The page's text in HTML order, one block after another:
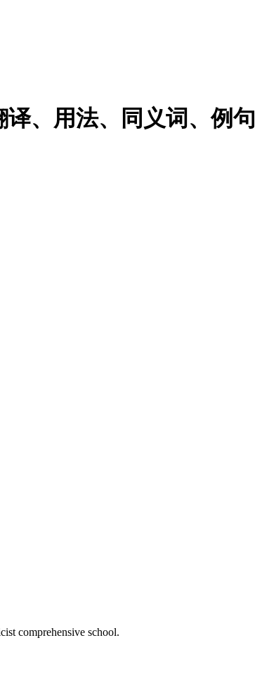
译、用法、同义词、例句
comprehensive school.